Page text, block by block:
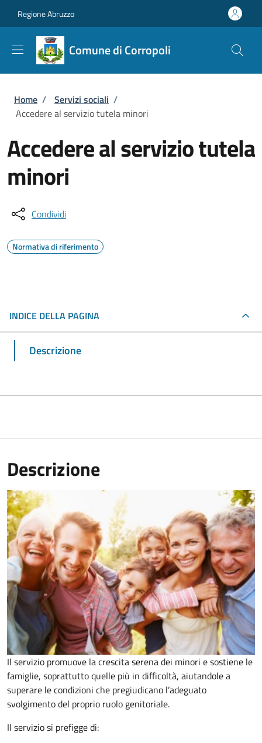
Regione Abruzzo
Comune di Corropoli
Briciole di pane
Home / Servizi sociali /
Accedere al servizio tutela minori
Accedere al servizio tutela
minori
Condividi
Normativa di riferimento
INDICE DELLA PAGINA
Descrizione
Descrizione
Il servizio promuove la crescita serena dei minori e sostiene le
famiglie, soprattutto quelle più in difficoltà, aiutandole a
superare le condizioni che pregiudicano l’adeguato
svolgimento del proprio ruolo genitoriale.
Il servizio si prefigge di: